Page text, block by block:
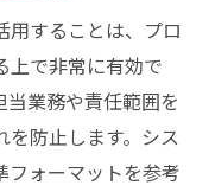
用することは、プロ
上で非常に有効で
業務や責任範囲を
を防止します。シス
フォーマットを参考